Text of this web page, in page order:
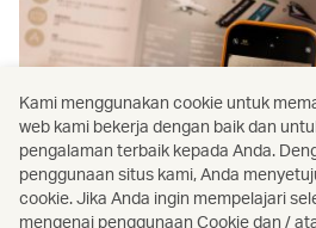
Kami menggunakan cookie untuk
web kami bekerja dengan baik dan
pengalaman terbaik kepada Anda.
penggunaan situs kami, Anda
cookie. Jika Anda ingin mempelajari
mengenai penggunaan Cookie dan /